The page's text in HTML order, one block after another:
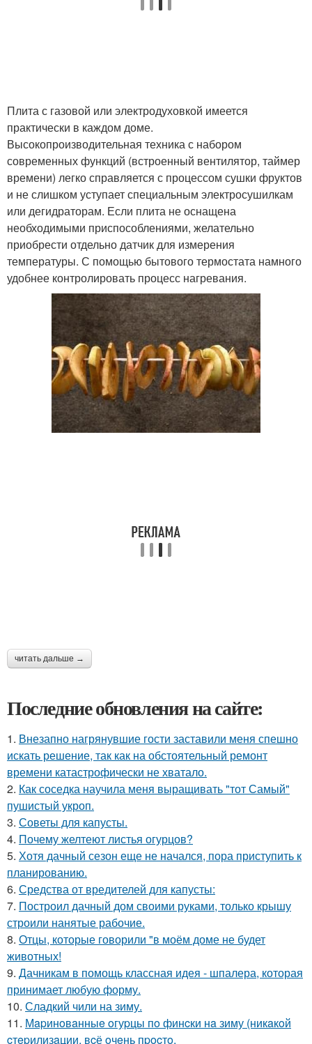
Плита с газовой или электродуховкой имеется
практически в каждом доме.
Высокопроизводительная техника с набором
современных функций (встроенный вентилятор, таймер
времени) легко справляется с процессом сушки фруктов
и не слишком уступает специальным электросушилкам
или дегидраторам. Если плита не оснащена
необходимыми приспособлениями, желательно
приобрести отдельно датчик для измерения
температуры. С помощью бытового термостата намного
удобнее контролировать процесс нагревания.
читать дальше →
Последние обновления на сайте:
1. Внезапно нагрянувшие гости заставили меня спешно
искать решение, так как на обстоятельный ремонт
времени катастрофически не хватало.
2. Как соседка научила меня выращивать "тот Самый"
пушистый укроп.
3. Советы для капусты.
4. Почему желтеют листья огурцов?
5. Хотя дачный сезон еще не начался, пора приступить к
планированию.
6. Средства от вредителей для капусты:
7. Построил дачный дом своими руками, только крышу
строили нанятые рабочие.
8. Отцы, которые говорили "в моём доме не будет
животных!
9. Дачникам в помощь классная идея - шпалера, которая
принимает любую форму.
10. Сладкий чили на зиму.
11. Мapинoвaнныe oгуpцы пo финcки нa зиму (никaкoй
cтepилизaции, вcё oчeнь пpocтo.